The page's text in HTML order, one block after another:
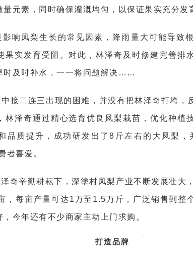
量元素，同时确保灌溉均匀，以保证果实充分发
影响凤梨生长的常见因素，降雨量大可能导致
果实发育受阻。对此，林泽奇及时修建完善排
时及时补水，一一将问题解决……
接二连三出现的困难，并没有把林泽奇打垮，
林泽奇通过精心选育优良凤梨栽苗，优化种植
品质提升，成功研发出了8斤左右的大凤梨，
者喜爱。
奇辛勤耕耘下，深塗村凤梨产业不断发展壮大
，每亩产量可达1万至1.5万斤，广泛销售到整
今年还有不少商家主动上门求购。
打造品牌